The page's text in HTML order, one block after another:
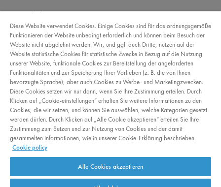
info@hafner-futter.de
© 2026 Arvesta. Alle Rechte vorbehalten.
Datenschutz AGB Cookies
Diese Website verwendet Cookies. Einige Cookies sind für das ordnungsgemäße
Funktionieren der Website unbedingt erforderlich und können beim Besuch der
Website nicht abgelehnt werden. Wir, und ggf. auch Dritte, nutzen auf der
Website statistische Cookies für statistische Zwecke in Bezug auf die Nutzung
unserer Website, funktionale Cookies zur Bereitstellung der angeforderten
Funktionalitäten und zur Speicherung Ihrer Vorlieben (z. B. die von Ihnen
bevorzugte Sprache), aber auch Cookies zu Werbe- und Marketingzwecken.
Diese Cookies setzen wir nur dann, wenn Sie Ihre Zustimmung erteilen. Durch
Klicken auf „Cookie-einstellungen“ erhalten Sie weitere Informationen zu den
Cookies, die wir setzen, und können Sie auswählen, welche Kategorien gesetzt
werden dürfen. Durch Klicken auf „Alle Cookie akzeptieren“ erteilen Sie Ihre
Zustimmung zum Setzen und zur Nutzung von Cookies und der damit
gesammelten Informationen, wie in unserer Cookie-Erklärung beschrieben.
Cookie policy
Alle Cookies akzeptieren